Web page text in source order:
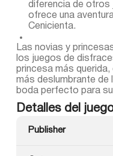
diferencia de otros
ofrece una
Cenicienta.
Las novias y
los juegos de
princesa más
más deslumbrante de
boda perfecto para
Detalles del
Publisher